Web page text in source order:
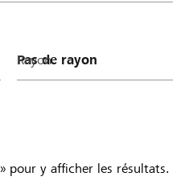
Rayon
» pour y afficher les résultats.